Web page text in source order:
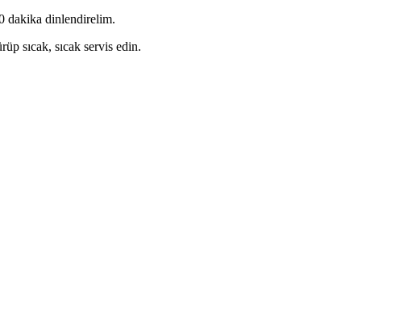
dakika dinlendirelim.
sıcak, sıcak servis edin.